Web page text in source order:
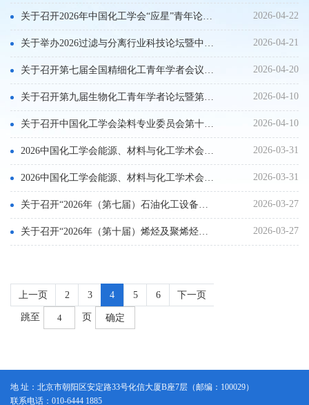
关于召开2026年中国化工学会“应星”青年论坛的通知（第一轮） 2026-04-22
关于举办2026过滤与分离行业科技论坛暨中国化工学会过滤与分离专委会年会的通知（第三轮） 2026-04-21
关于召开第七届全国精细化工青年学者会议的通知（第二轮） 2026-04-20
关于召开第九届生物化工青年学者论坛暨第十五届生物化工技术创新及产业发展研讨会的通知（第二轮） 2026-04-10
关于召开中国化工学会染料专业委员会第十七届染料与染色学术研讨会的通知（第一轮） 2026-04-10
2026中国化工学会能源、材料与化工学术会议通知（第一轮） 2026-03-31
2026中国化工学会能源、材料与化工学术会议通知（第一轮） 2026-03-31
关于召开“2026年（第七届）石油化工设备智慧运维与检维修技术大会暨展会”的通知（第一轮） 2026-03-27
关于召开“2026年（第十届）烯烃及聚烯烃大会”的通知（第一轮） 2026-03-27
上一页 2 3 4 5 6 下一页
跳至 页 确定
地 址：北京市朝阳区安定路33号化信大厦B座7层（邮编：100029）
联系电话：010-6444 1885